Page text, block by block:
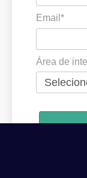
Email*
Área de
Ao se cadastrar,